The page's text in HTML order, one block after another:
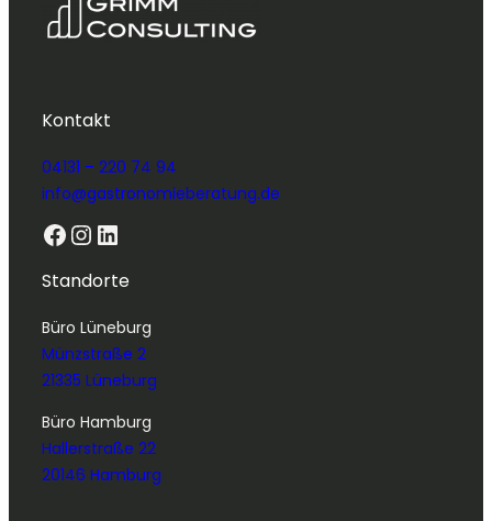
Kontakt
04131 – 220 74 94
info@gastronomieberatung.de
Facebook InstagramLinkedIn
Standorte
Büro Lüneburg
Münzstraße 2
21335 Lüneburg
Büro Hamburg
Hallerstraße 22
20146 Hamburg